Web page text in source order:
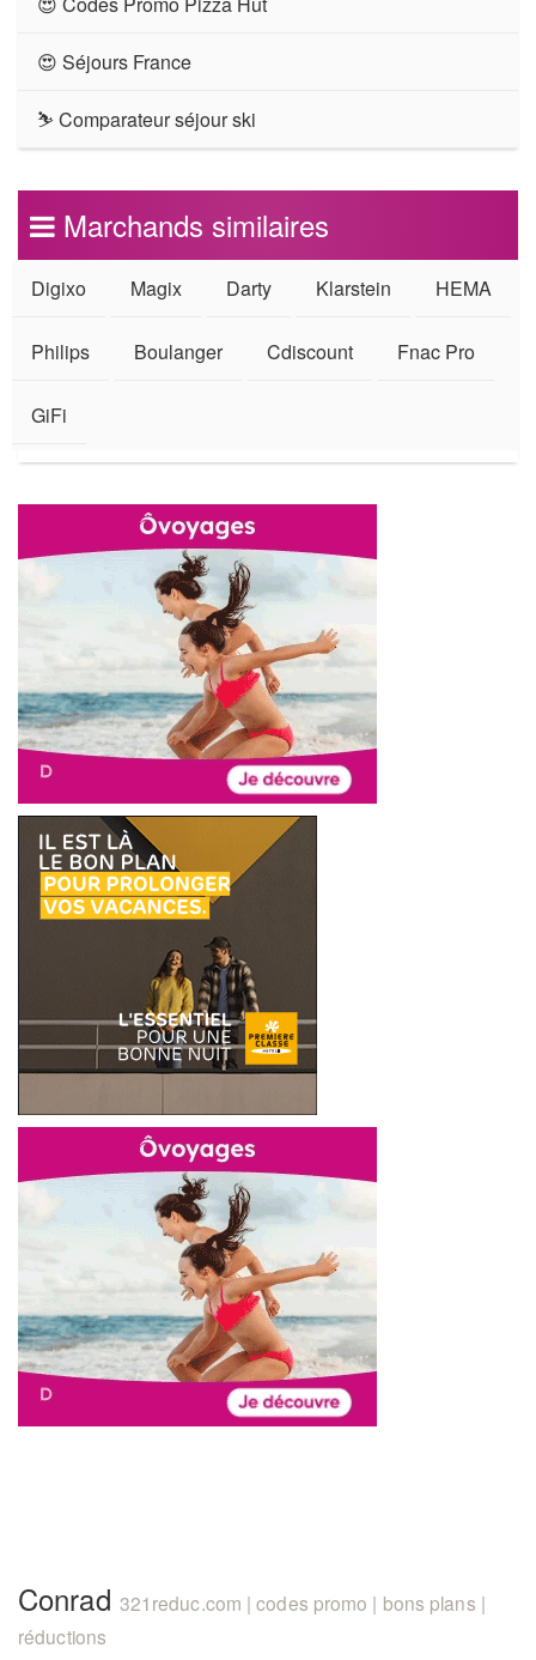
😍 Séjours France
⛷ Comparateur séjour ski
Marchands similaires
Digixo Magix Darty Klarstein HEMA
Philips Boulanger Cdiscount Fnac Pro
GiFi
Conrad 321reduc.com | codes promo | bons plans |
réductions